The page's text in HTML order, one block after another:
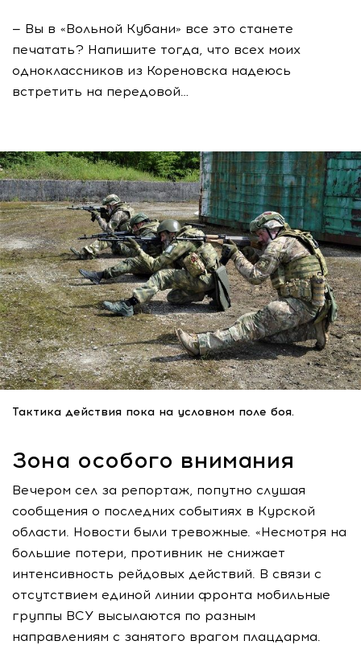
— Вы в «Вольной Кубани» все это станете
печатать? Напишите тогда, что всех моих
одноклассников из Кореновска надеюсь
встретить на передовой…
Тактика действия пока на условном поле боя.
Зона особого внимания
Вечером сел за репортаж, попутно слушая
сообщения о последних событиях в Курской
области. Новости были тревожные. «Несмотря на
большие потери, противник не снижает
интенсивность рейдовых действий. В связи с
отсутствием единой линии фронта мобильные
группы ВСУ высылаются по разным
направлениям с занятого врагом плацдарма.